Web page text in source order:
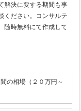
解決に要する期間も事
ください。コンサルテ
随時無料にて作成して
の相場（２０万円～